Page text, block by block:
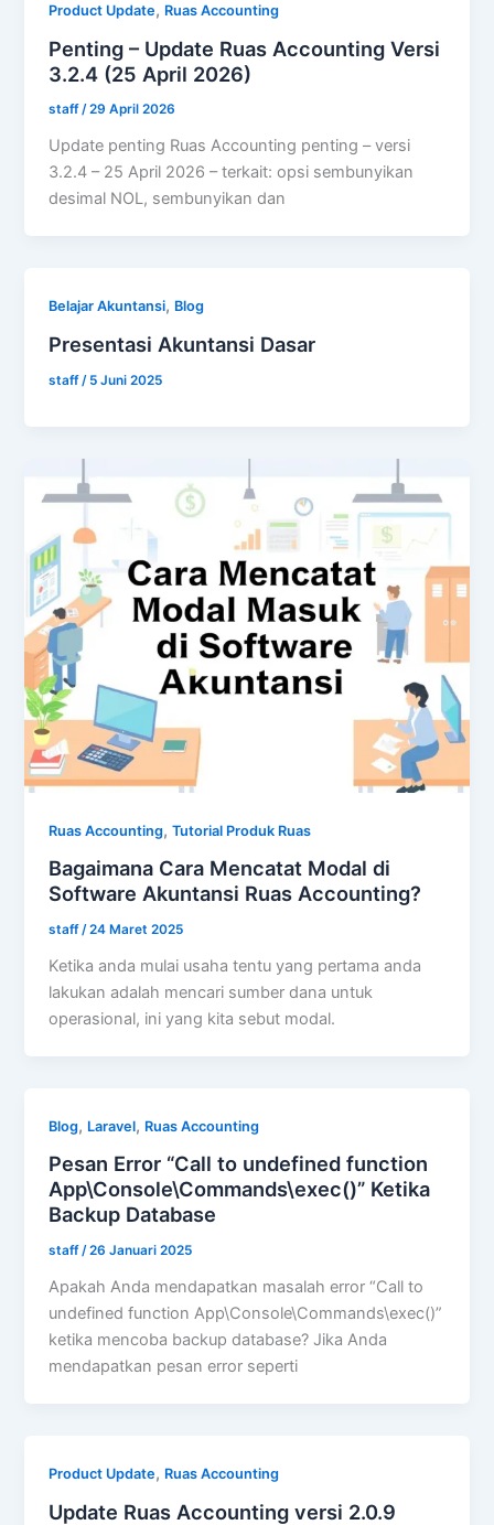
Product Update, Ruas Accounting
Penting – Update Ruas Accounting Versi
3.2.4 (25 April 2026)
staff/29 April 2026
Update penting Ruas Accounting penting – versi
3.2.4 – 25 April 2026 – terkait: opsi sembunyikan
desimal NOL, sembunyikan dan
Belajar Akuntansi, Blog
Presentasi Akuntansi Dasar
staff / 5 Juni 2025
Ruas Accounting,Tutorial Produk Ruas
Bagaimana Cara Mencatat Modal di
Software Akuntansi Ruas Accounting?
staff/24 Maret 2025
Ketika anda mulai usaha tentu yang pertama anda
lakukan adalah mencari sumber dana untuk
operasional, ini yang kita sebut modal.
Blog, Laravel, Ruas Accounting
Pesan Error “Call to undefined function
App\Console\Commands\exec()” Ketika
Backup Database
staff/26 Januari 2025
Apakah Anda mendapatkan masalah error “Call to
undefined function App\Console\Commands\exec()”
ketika mencoba backup database? Jika Anda
mendapatkan pesan error seperti
Product Update, Ruas Accounting
Update Ruas Accounting versi 2.0.9